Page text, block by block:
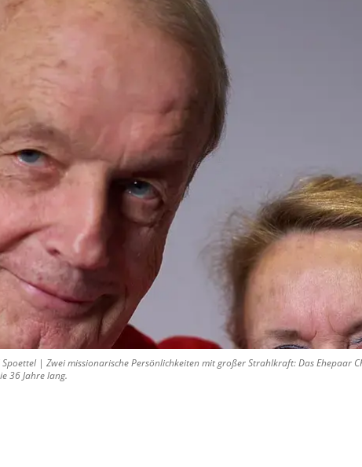
Spoettel | Zwei missionarische Persönlichkeiten mit großer Strahlkraft: Das Ehepaar
36 Jahre lang.